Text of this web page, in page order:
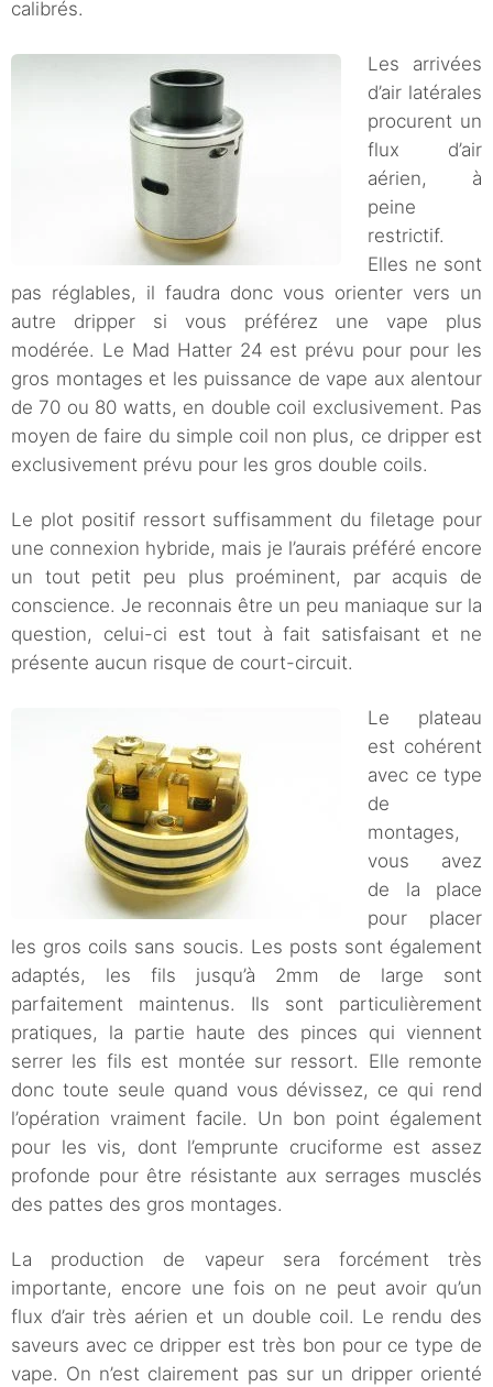
calibrés.
Les arrivées
d’air latérales
procurent un
flux d’air
aérien, à
peine
restrictif.
Elles ne sont
pas réglables, il faudra donc vous orienter vers un
autre dripper si vous préférez une vape plus
modérée. Le Mad Hatter 24 est prévu pour pour les
gros montages et les puissance de vape aux alentour
de 70 ou 80 watts, en double coil exclusivement. Pas
moyen de faire du simple coil non plus, ce dripper est
exclusivement prévu pour les gros double coils.
Le plot positif ressort suffisamment du filetage pour
une connexion hybride, mais je l’aurais préféré encore
un tout petit peu plus proéminent, par acquis de
conscience. Je reconnais être un peu maniaque sur la
question, celui-ci est tout à fait satisfaisant et ne
présente aucun risque de court-circuit.
Le plateau
est cohérent
avec ce type
de
montages,
vous avez
de la place
pour placer
les gros coils sans soucis. Les posts sont également
adaptés, les fils jusqu’à 2mm de large sont
parfaitement maintenus. Ils sont particulièrement
pratiques, la partie haute des pinces qui viennent
serrer les fils est montée sur ressort. Elle remonte
donc toute seule quand vous dévissez, ce qui rend
l’opération vraiment facile. Un bon point également
pour les vis, dont l’emprunte cruciforme est assez
profonde pour être résistante aux serrages musclés
des pattes des gros montages.
La production de vapeur sera forcément très
importante, encore une fois on ne peut avoir qu’un
flux d’air très aérien et un double coil. Le rendu des
saveurs avec ce dripper est très bon pour ce type de
vape. On n’est clairement pas sur un dripper orienté